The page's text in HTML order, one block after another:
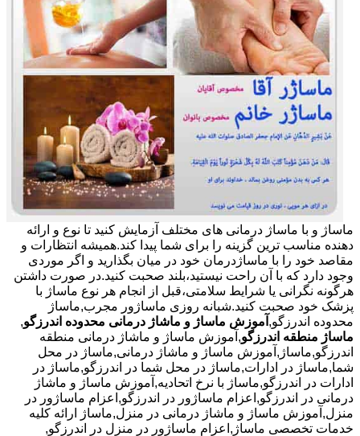
ماساژ و با ماساژ درمانی های مختلف آزمایش کنید تا نوع و ارائه
دهنده مناسب ترین گزینه را برای شما پیدا کند.همیشه انتظارات و
مقاصد خود را با ماساژدرمان خود در میان بگذارید و اگر موردی
وجود دارد که با آن راحت نیستید،بلند صحبت کنید.در صورت داشتن
هرگونه نگرانی یا شرایط سلامتی،قبل از انجام هر نوع ماساژ با
پزشک خود صحبت کنید.شبانه روزی ماساژور مجرب,ماساژ
محدوده اندرزگو, آموزش ماساژ و ماشاژ درمانی محدوده اندرزگو,
ماساژ منطقه اندرزگو,آموزش ماساژ و ماشاژ درمانی منطقه
اندرزگو,ماساژ,آموزش ماساژ و ماشاژ درمانی,ماساژ در محل
شما,ماساژ در ادارات,ماساژ در محل شما در اندرزگو,ماساژ در
ادارات در اندرزگو,ماساژ با نرخ اتحادیه,آموزش ماساژ و ماشاژ
درمانی در اندرزگو,اعزام ماساژور در اندرزگو,اعزام ماساژور در
منزل,آموزش ماساژ و ماشاژ درمانی در منزل,ماساژ ارائه کلیه
خدمات تخصصی ماساژ,اعزام ماساژور در منزل در اندرزگو,